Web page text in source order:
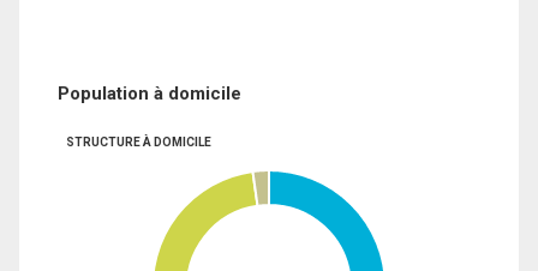
Population à domicile
STRUCTURE À DOMICILE